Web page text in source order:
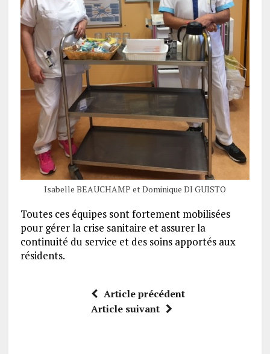
Isabelle BEAUCHAMP et Dominique DI GUISTO
Toutes ces équipes sont fortement mobilisées
pour gérer la crise sanitaire et assurer la
continuité du service et des soins apportés aux
résidents.
Article précédent
Article suivant